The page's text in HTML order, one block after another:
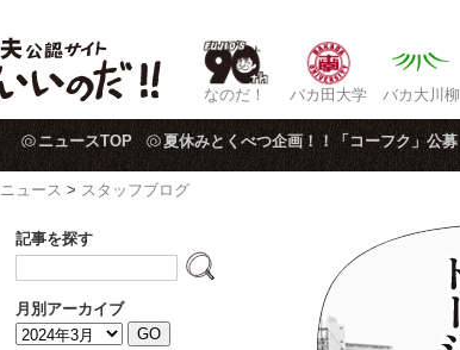
なのだ！ バカ田大学 バカ大川柳
ニュースTOP 夏休みとくべつ企画！！「コーフク」公募
ニュース > スタッフブログ
記事を探す
月別アーカイブ